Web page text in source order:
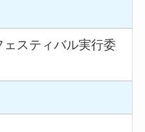
スティバル実行委